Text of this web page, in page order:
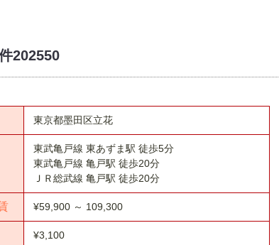
202550
東京都墨田区立花
東武亀戸線 東あずま駅 徒歩5分
東武亀戸線 亀戸駅 徒歩20分
ＪＲ総武線 亀戸駅 徒歩20分
¥59,900 ～ 109,300
¥3,100